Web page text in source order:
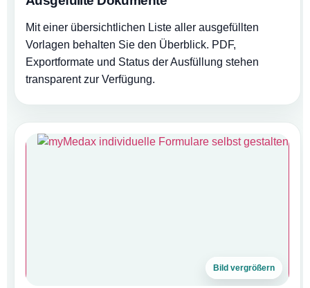
Mit einer übersichtlichen Liste aller ausgefüllten
Vorlagen behalten Sie den Überblick. PDF,
Exportformate und Status der Ausfüllung stehen
transparent zur Verfügung.
Bild vergrößern